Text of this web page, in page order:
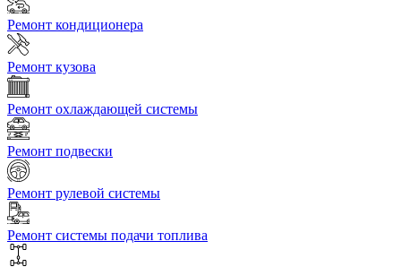
Ремонт кондиционера
Ремонт кузова
Ремонт охлаждающей системы
Ремонт подвески
Ремонт рулевой системы
Ремонт системы подачи топлива